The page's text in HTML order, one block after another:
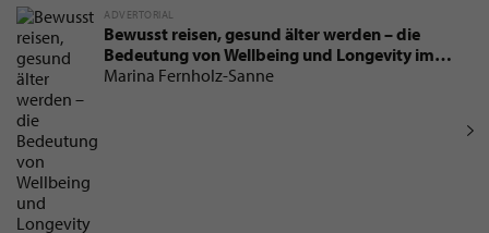
ADVERTORIAL
Bewusst reisen, gesund älter werden – die
Bedeutung von Wellbeing und Longevity im
Urlaub
Marina Fernholz-Sanne